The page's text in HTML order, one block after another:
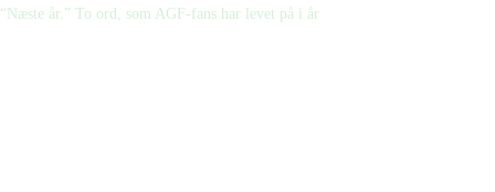
“Næste år.” To ord, som AGF-fans har levet på i år